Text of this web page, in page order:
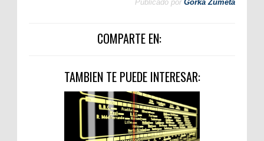
Publicado por Gorka Zumeta
COMPARTE EN:
TAMBIEN TE PUEDE INTERESAR: